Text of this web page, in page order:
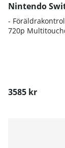
Nintendo
-
720p
3585 kr